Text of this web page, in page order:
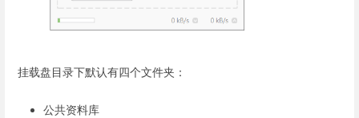
挂载盘目录下默认有四个文件夹：
公共资料库